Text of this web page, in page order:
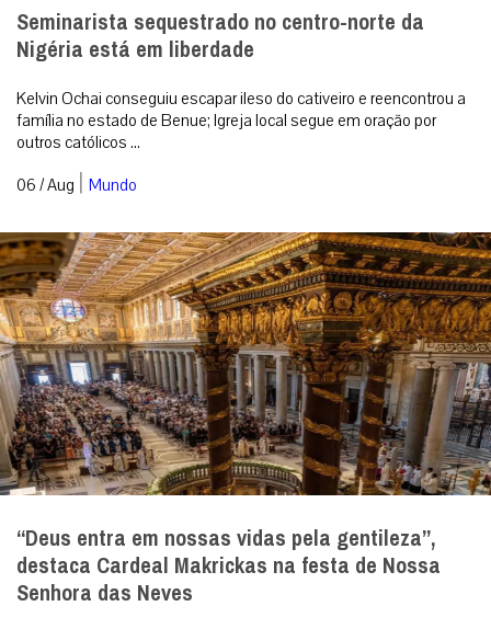
Seminarista sequestrado no centro-norte da
Nigéria está em liberdade
Kelvin Ochai conseguiu escapar ileso do cativeiro e reencontrou a
família no estado de Benue; Igreja local segue em oração por
outros católicos ...
06 / Aug | Mundo
“Deus entra em nossas vidas pela gentileza”,
destaca Cardeal Makrickas na festa de Nossa
Senhora das Neves